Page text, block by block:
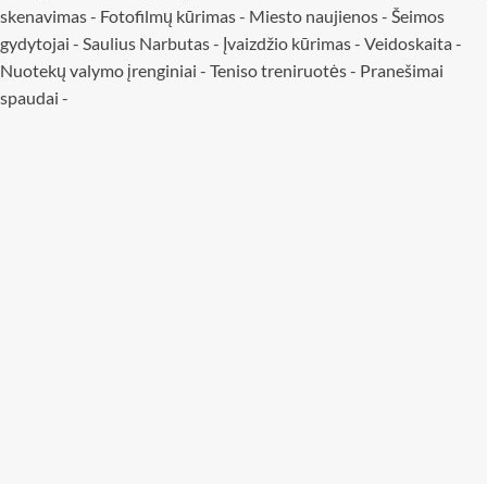
skenavimas- Fotofilmų kūrimas- Miesto naujienos- Šeimos
gydytojai - Saulius Narbutas- Įvaizdžio kūrimas- Veidoskaita -
Nuotekų valymo įrenginiai - Teniso treniruotės- Pranešimai
spaudai -